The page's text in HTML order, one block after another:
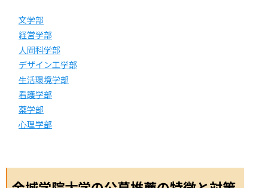
文学部
経営学部
人間科学部
デザイン工学部
生活環境学部
看護学部
薬学部
心理学部